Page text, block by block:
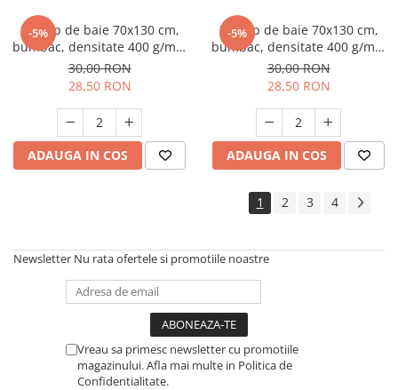
-5%
Prosop de baie 70x130 cm,
bumbac, densitate 400 g/mp,
Roz
30,00 RON
28,50 RON
ADAUGA IN COS
-5%
Prosop de baie 70x130 cm,
bumbac, densitate 400 g/mp,
Grena
30,00 RON
28,50 RON
ADAUGA IN COS
1 2 3 4
Newsletter Nu rata ofertele si promotiile noastre
Vreau sa primesc newsletter cu promotiile
magazinului. Afla mai multe in Politica de
Confidentialitate.